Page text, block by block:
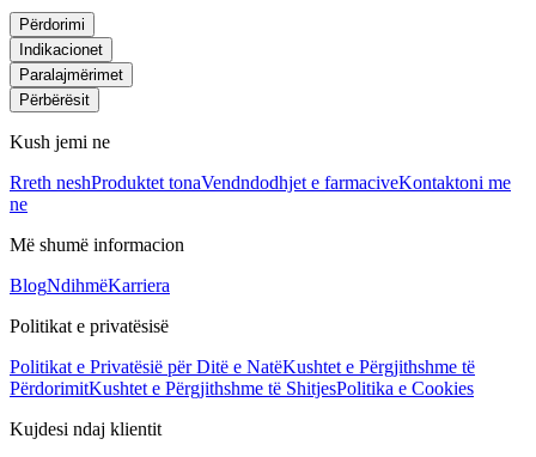
Përdorimi
Indikacionet
Paralajmërimet
Përbërësit
Kush jemi ne
Rreth neshProduktet tonaVendndodhjet e farmaciveKontaktoni me
ne
Më shumë informacion
BlogNdihmëKarriera
Politikat e privatësisë
Politikat e Privatësië për Ditë e NatëKushtet e Përgjithshme të
PërdorimitKushtet e Përgjithshme të ShitjesPolitika e Cookies
Kujdesi ndaj klientit